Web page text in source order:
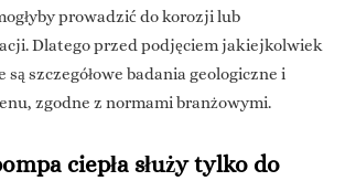
prowadzić do korozji lub
Dlatego przed podjęciem jakiejkolwiek
szczegółowe badania geologiczne i
zgodne z normami branżowymi.
ciepła służy tylko do